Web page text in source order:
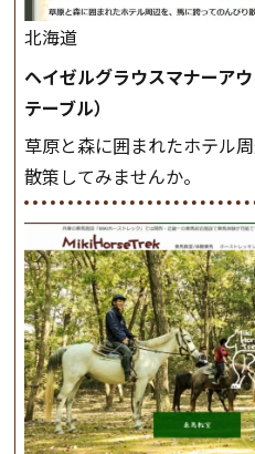
北海道
ヘイゼルグラウスマナーア
テーブル）
草原と森に囲まれたホテル
散策してみませんか。